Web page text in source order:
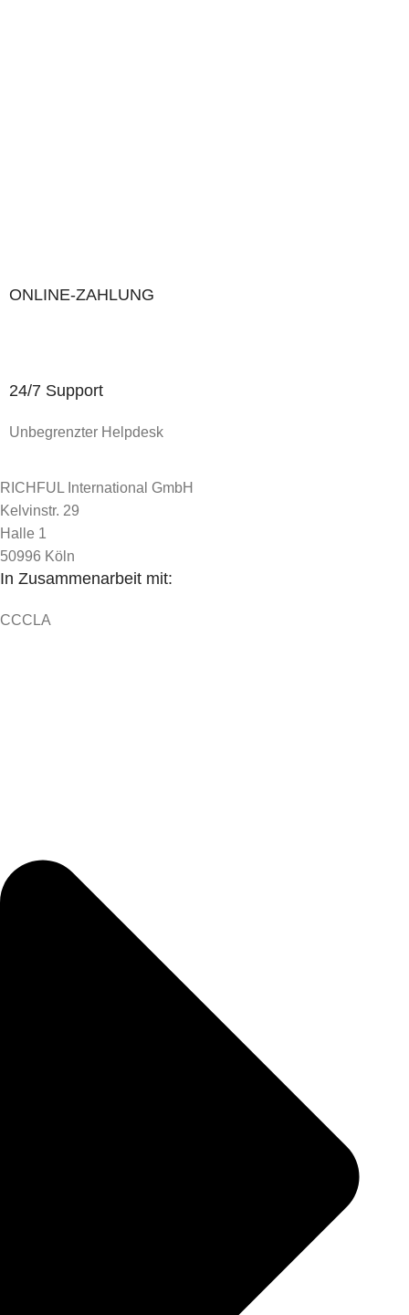
ONLINE-ZAHLUNG
24/7 Support
Unbegrenzter Helpdesk
RICHFUL International GmbH
Kelvinstr. 29
Halle 1
50996 Köln
In Zusammenarbeit mit:
CCCLA